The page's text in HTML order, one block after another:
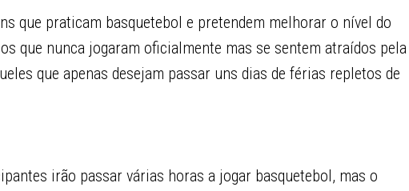
que praticam basquetebol e pretendem melhorar o nível do
que nunca jogaram oficialmente mas se sentem atraídos pela
que apenas desejam passar uns dias de férias repletos de
irão passar várias horas a jogar basquetebol, mas o